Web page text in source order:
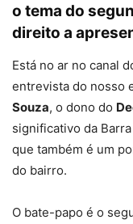
o tema do
direito a
Está no ar no canal
entrevista do nosso
Souza, o dono do
significativo da
que também é um
do bairro.
O bate-papo é o